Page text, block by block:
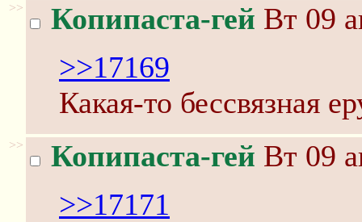
>> Копипаста-гей Вт 09
>>17169
Какая-то бессвязная
>> Копипаста-гей Вт 09
>>17171